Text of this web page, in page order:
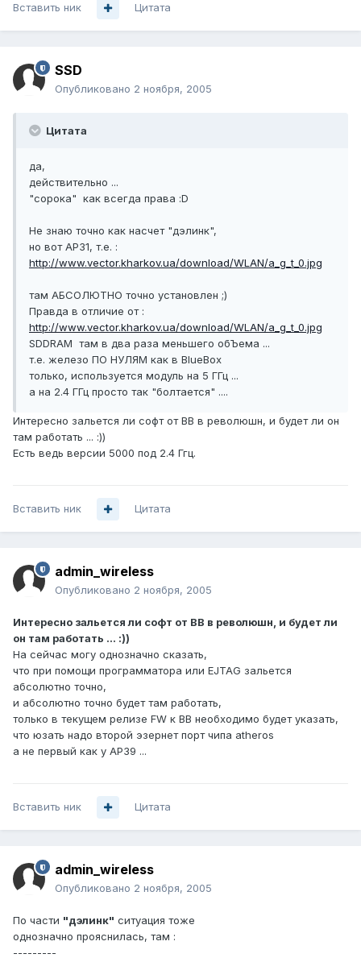
Вставить ник Цитата
SSD
Опубликовано 2 ноября, 2005
Цитата
да,
действительно ...
"сорока" как всегда права :D
Не знаю точно как насчет "дэлинк",
но вот AP31, т.е. :
http://www.vector.kharkov.ua/download/WLAN/a_g_t_0.jpg
там АБСОЛЮТНО точно установлен ;)
Правда в отличие от :
http://www.vector.kharkov.ua/download/WLAN/a_g_t_0.jpg
SDDRAM там в два раза меньшего обЪема ...
т.е. железо ПО НУЛЯМ как в BlueBox
только, используется модуль на 5 ГГц ...
а на 2.4 ГГц просто так "болтается" ....
Интересно зальется ли софт от BB в революшн, и будет ли он
там работать ... :))
Есть ведь версии 5000 под 2.4 Ггц.
Вставить ник Цитата
admin_wireless
Опубликовано 2 ноября, 2005
Интересно зальется ли софт от BB в революшн, и будет ли
он там работать ... :))
На сейчас могу однозначно сказать,
что при помощи программатора или EJTAG зальется
абсолютно точно,
и абсолютно точно будет там работать,
только в текущем релизе FW к BB необходимо будет указать,
что юзать надо второй эзернет порт чипа atheros
а не первый как у AP39 ...
Вставить ник Цитата
admin_wireless
Опубликовано 2 ноября, 2005
По части "дэлинк" ситуация тоже
однозначно прояснилась, там :
---------